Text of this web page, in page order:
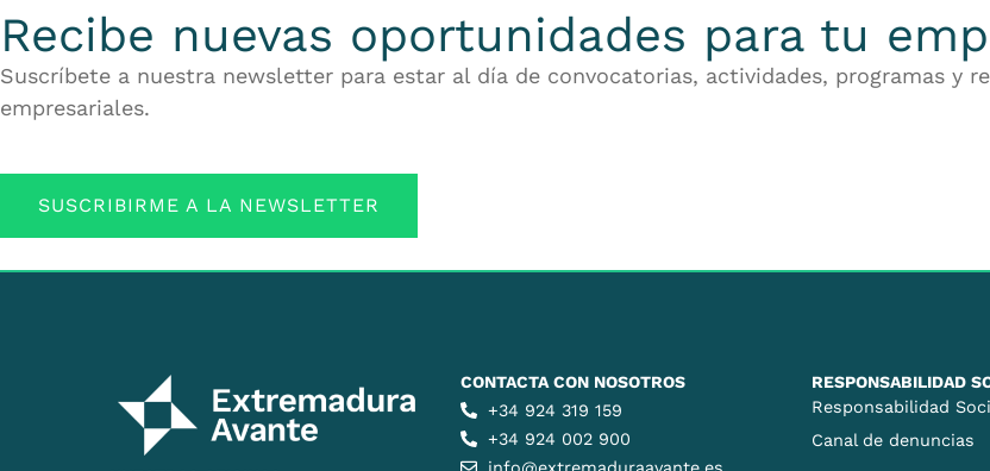
Recibe nuevas oportunidades para tu
Suscríbete a nuestra newsletter para estar al día de convocatorias, actividades, programas y
empresariales.
SUSCRIBIRME A LA NEWSLETTER
CONTACTA CON NOSOTROS
+34 924 319 159
+34 924 002 900
RESPONSABILIDAD
Responsabilidad
Canal de denuncias